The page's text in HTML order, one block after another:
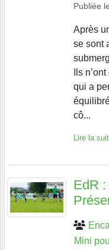
Publiée le
Après
se sont
Ils
qui a
cô...
Lire la
EdR
Mini